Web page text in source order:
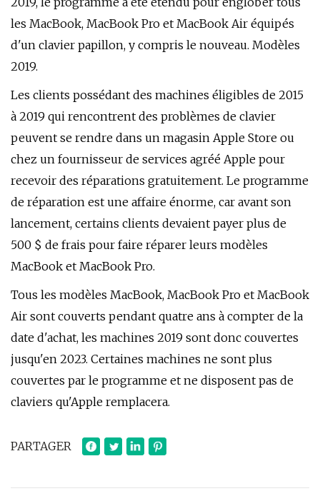
les MacBook, MacBook Pro et ‌MacBook Air‌ équipés
d'un clavier papillon, y compris le nouveau. Modèles
2019.
Les clients possédant des machines éligibles de 2015
à 2019 qui rencontrent des problèmes de clavier
peuvent se rendre dans un magasin Apple Store ou
chez un fournisseur de services agréé Apple pour
recevoir des réparations gratuitement. Le programme
de réparation est une affaire énorme, car avant son
lancement, certains clients devaient payer plus de
500 $ de frais pour faire réparer leurs modèles
MacBook et MacBook Pro.
Tous les modèles MacBook, MacBook Pro et ‌MacBook
Air‌ sont couverts pendant quatre ans à compter de la
date d'achat, les machines 2019 sont donc couvertes
jusqu'en 2023. Certaines machines ne sont plus
couvertes par le programme et ne disposent pas de
claviers qu'Apple remplacera.
PARTAGER